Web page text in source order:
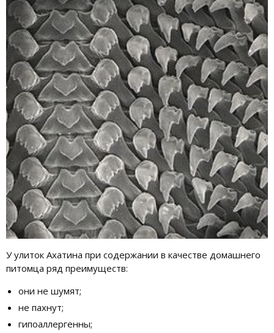
У улиток Ахатина при содержании в качестве домашнего
питомца ряд преимуществ:
они не шумят;
не пахнут;
гипоаллергенны;